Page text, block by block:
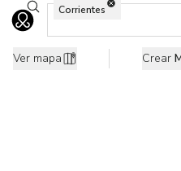
Ir al home
0 Propiedades en renta en Cabo
Buscar ubicaciones
Corrientes
Ver mapa Crear